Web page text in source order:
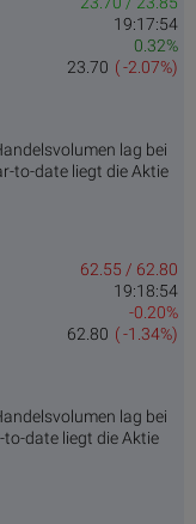
19:17:54
0.32%
( -2.07%)
23.70
lag bei
to-date liegt die Aktie
62.55 / 62.80
19:18:54
-0.20%
( -1.34%)
62.80
lag bei
date liegt die Aktie